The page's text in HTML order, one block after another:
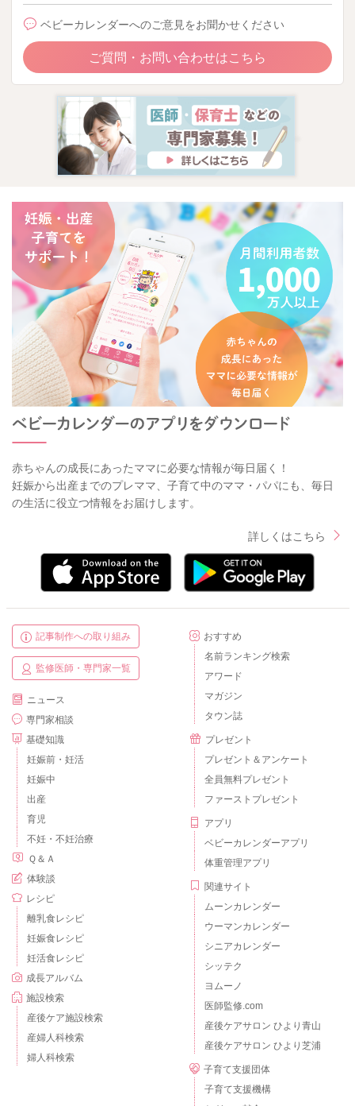
ベビーカレンダーへのご意見をお聞かせください
ご質問・お問い合わせはこちら
赤ちゃんの成長にあったママに必要な情報が毎日届く！
妊娠から出産までのプレママ、子育て中のママ・パパにも、毎日
の生活に役立つ情報をお届けします。
詳しくはこちら
記事制作への取り組み
監修医師・専門家一覧
ニュース
専門家相談
基礎知識
妊娠前・妊活
妊娠中
出産
育児
不妊・不妊治療
Ｑ＆Ａ
体験談
レシピ
離乳食レシピ
妊娠食レシピ
妊活食レシピ
成長アルバム
施設検索
産後ケア施設検索
産婦人科検索
婦人科検索
おすすめ
名前ランキング検索
アワード
マガジン
タウン誌
プレゼント
プレゼント＆アンケート
全員無料プレゼント
ファーストプレゼント
アプリ
ベビーカレンダーアプリ
体重管理アプリ
関連サイト
ムーンカレンダー
ウーマンカレンダー
シニアカレンダー
シッテク
ヨムーノ
医師監修.com
産後ケアサロン ひより青山
産後ケアサロン ひより芝浦
子育て支援団体
子育て支援機構